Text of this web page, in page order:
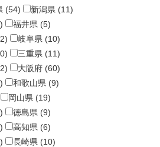
(54)
新潟県 (11)
福井県 (5)
岐阜県 (10)
三重県 (11)
大阪府 (60)
和歌山県 (9)
岡山県 (19)
徳島県 (9)
高知県 (6)
長崎県 (10)